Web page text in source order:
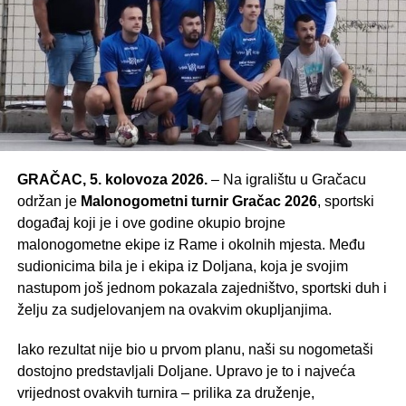
GRAČAC, 5. kolovoza 2026.– Na igralištu u Gračacu
održan je Malonogometni turnir Gračac 2026, sportski
događaj koji je i ove godine okupio brojne
malonogometne ekipe iz Rame i okolnih mjesta. Među
sudionicima bila je i ekipa iz Doljana, koja je svojim
nastupom još jednom pokazala zajedništvo, sportski duh i
želju za sudjelovanjem na ovakvim okupljanjima.
Iako rezultat nije bio u prvom planu, naši su nogometaši
dostojno predstavljali Doljane. Upravo je to i najveća
vrijednost ovakvih turnira – prilika za druženje,